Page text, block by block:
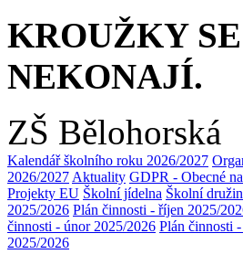
KROUŽKY
ZŠ Bělohorská
Kalendář školního roku 2026/2027
2026/2027 Aktuality GDPR - Obecné
Projekty EU Školní jídelna Školní
2025/2026 Plán činnosti - říjen 2025/
činnosti - únor 2025/2026 Plán činnosti
2025/2026